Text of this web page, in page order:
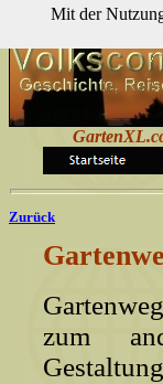
Zurück
zum
Mit der